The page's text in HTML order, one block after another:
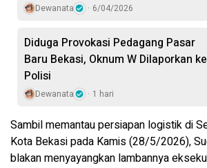
Dewanata 6/04/2026
Diduga Provokasi Pedagang Pasar
Baru Bekasi, Oknum W Dilaporkan ke
Polisi
Dewanata 1 hari
Sambil memantau persiapan logistik di
Kota Bekasi pada Kamis (28/5/2026),
blakan menyayangkan lambannya